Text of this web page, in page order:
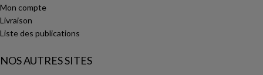
Mon compte
Livraison
Liste des publications
NOS AUTRES SITES